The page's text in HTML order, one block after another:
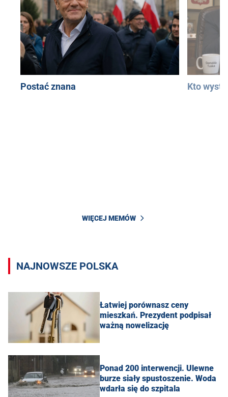
Postać znana Kto
WIĘCEJ MEMÓW
NAJNOWSZE POLSKA
Łatwiej porównasz ceny
mieszkań. Prezydent podpisał
ważną nowelizację
Ponad 200 interwencji. Ulewne
burze siały spustoszenie. Woda
wdarła się do szpitala